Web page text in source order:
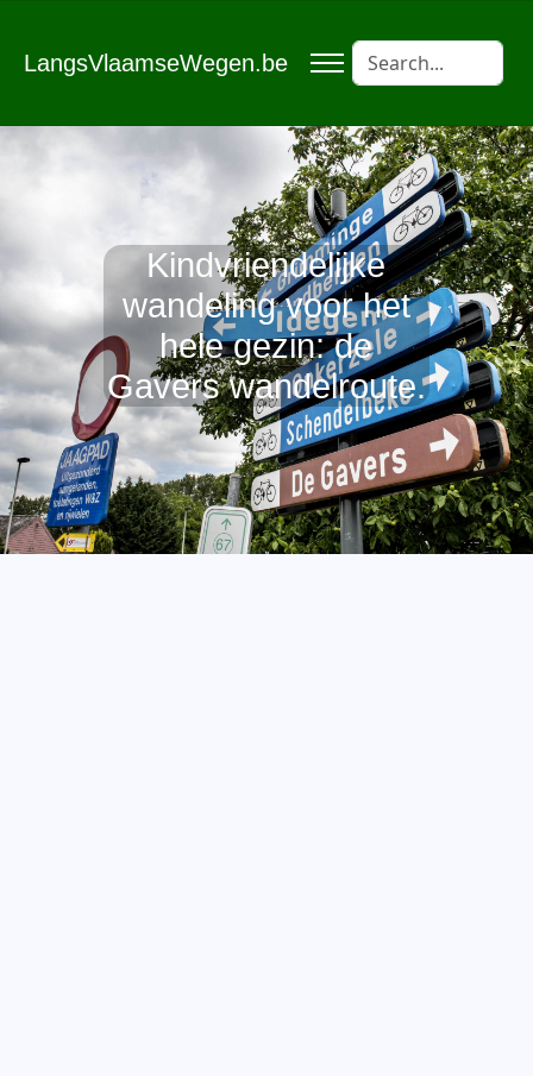
LangsVlaamseWegen.be
Kindvriendelijke
wandeling voor het
hele gezin: de
Gavers wandelroute.